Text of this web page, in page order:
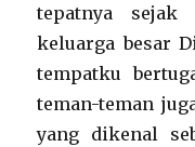
tepatnya
keluarga besar
tempatku
teman-teman
yang dikenal